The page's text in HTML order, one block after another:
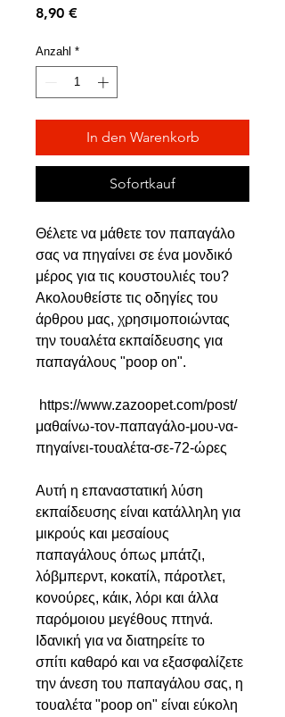
8,90 €Preis
Anzahl *
In den Warenkorb
Sofortkauf
Θέλετε να μάθετε τον παπαγάλο
σας να πηγαίνει σε ένα μονδικό
μέρος για τις κουστουλιές του?
Ακολουθείστε τις οδηγίες του
άρθρου μας, χρησιμοποιώντας
την τουαλέτα εκπαίδευσης για
παπαγάλους "poop on".
https://www.zazoopet.com/post/
μαθαίνω-τον-παπαγάλο-μου-να-
πηγαίνει-τουαλέτα-σε-72-ώρες
Αυτή η επαναστατική λύση
εκπαίδευσης είναι κατάλληλη για
μικρούς και μεσαίους
παπαγάλους όπως μπάτζι,
λόβμπερντ, κοκατίλ, πάροτλετ,
κονούρες, κάικ, λόρι και άλλα
παρόμοιου μεγέθους πτηνά.
Ιδανική για να διατηρείτε το
σπίτι καθαρό και να εξασφαλίζετε
την άνεση του παπαγάλου σας, η
τουαλέτα "poop on" είναι εύκολη